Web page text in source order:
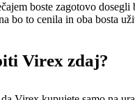
boste zagotovo dosegli
bo to cenila in oba bosta
Virex zdaj?